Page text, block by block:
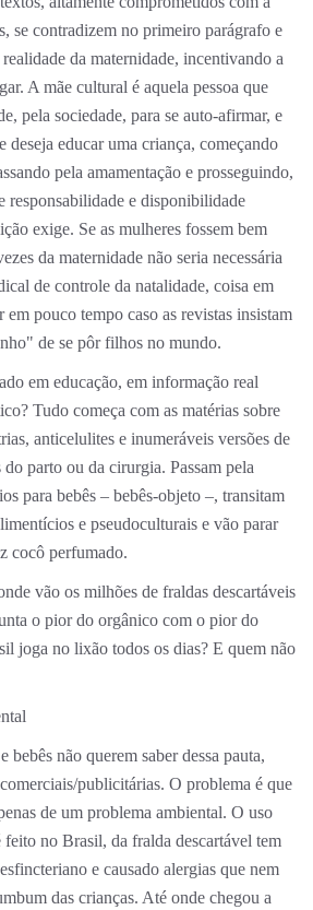
se contradizem no primeiro parágrafo e
da maternidade, incentivando a
A mãe cultural é aquela pessoa que
pela sociedade, para se auto-afirmar, e
deseja educar uma criança, começando
pela amamentação e prosseguindo,
responsabilidade e disponibilidade
exige. Se as mulheres fossem bem
da maternidade não seria necessária
de controle da natalidade, coisa em
pouco tempo caso as revistas insistam
de se pôr filhos no mundo.
em educação, em informação real
Tudo começa com as matérias sobre
anticelulites e inumeráveis versões de
parto ou da cirurgia. Passam pela
para bebês – bebês-objeto –, transitam
e pseudoculturais e vão parar
cocô perfumado.
vão os milhões de fraldas descartáveis
o pior do orgânico com o pior do
joga no lixão todos os dias? E quem não
bebês não querem saber dessa pauta,
publicitárias. O problema é que
de um problema ambiental. O uso
no Brasil, da fralda descartável tem
e causado alergias que nem
das crianças. Até onde chegou a